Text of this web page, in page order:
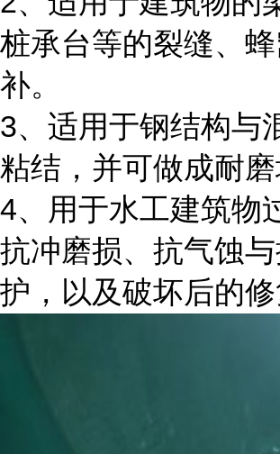
桩承台等的裂缝、
补。
3、适用于钢结构与
粘结，并可做成耐磨
4、用于水工建筑物
抗冲磨损、抗气蚀
护，以及破坏后的修